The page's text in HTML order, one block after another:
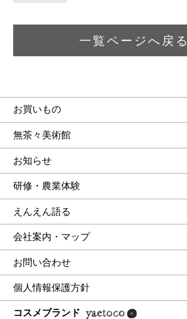
一覧ページへ戻る
お買いもの
無茶々美術館
お知らせ
研修・農業体験
えんえん語る
会社案内・マップ
お問い合わせ
個人情報保護方針
コスメブランド